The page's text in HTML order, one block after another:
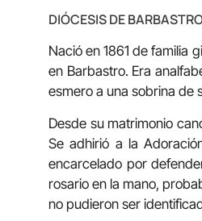
DIÓCESIS DE
Nació en 1861 de familia
en Barbastro. Era
esmero a una sobrina de
Desde su matrimonio
Se adhirió a la
encarcelado por
rosario en la mano,
no pudieron ser